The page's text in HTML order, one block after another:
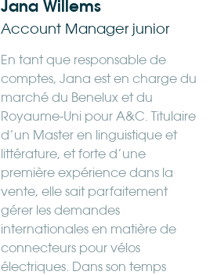
Jana Willems
Account Manager junior
En tant que responsable de
comptes, Jana est en charge du
marché du Benelux et du
Royaume-Uni pour A&C. Titulaire
d’un Master en linguistique et
littérature, et forte d’une
première expérience dans la
vente, elle sait parfaitement
gérer les demandes
internationales en matière de
connecteurs pour vélos
électriques. Dans son temps